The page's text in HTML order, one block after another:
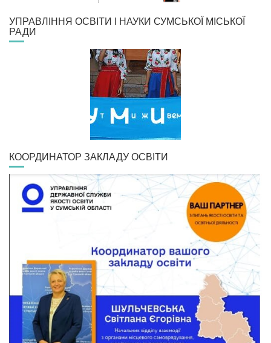
УПРАВЛІННЯ ОСВІТИ І НАУКИ СУМСЬКОЇ МІСЬКОЇ
РАДИ
КООРДИНАТОР ЗАКЛАДУ ОСВІТИ